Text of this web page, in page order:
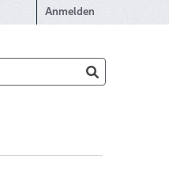
Anmelden